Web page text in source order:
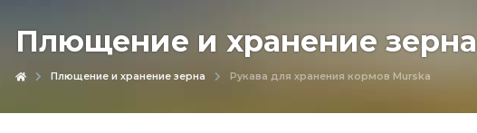
Плющение и хранение зерна
Плющение и хранение зерна Рукава для хранения кормов Murska